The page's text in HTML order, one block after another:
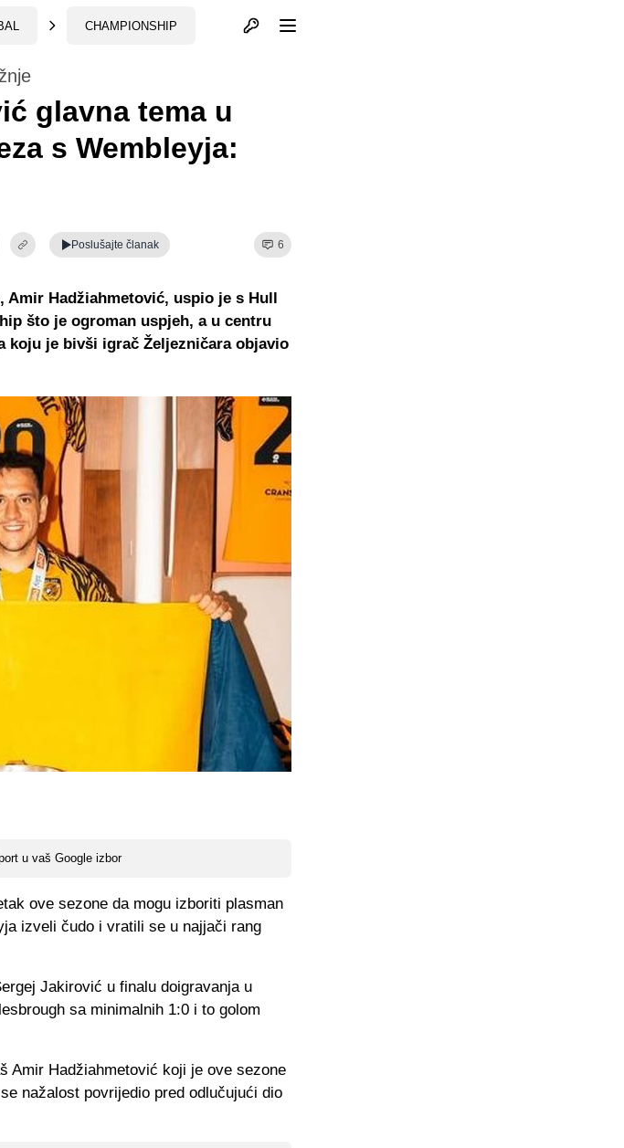
CHAMPIONSHIP Otvori profil
glavna tema u
s Wembleyja:
Poslušajte članak 6
u vaš Google izbor
Amir Hadžiahmetović, uspio je s Hull
što je ogroman uspjeh, a u centru
koju je bivši igrač Željezničara objavio
ove sezone da mogu izboriti plasman
izveli čudo i vratili se u najjači rang
Jakirović u finalu doigravanja u
sa minimalnih 1:0 i to golom
Amir Hadžiahmetović koji je ove sezone
nažalost povrijedio pred odlučujući dio